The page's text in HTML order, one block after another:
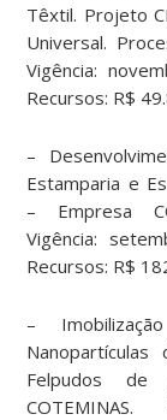
Têxtil. Projeto
Universal.
Vigência:
Recursos: R$
–
Estamparia e
– Empresa
Vigência:
Recursos: R$
–
Felpudos de